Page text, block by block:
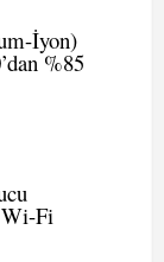
İyon)
%85
Wi-Fi